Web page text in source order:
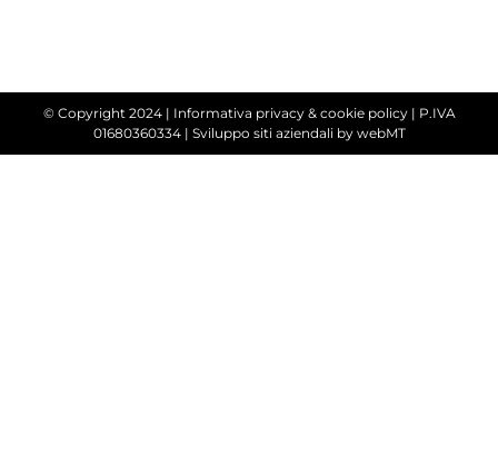
© Copyright 2024 | Informativa privacy & cookie policy| P.IVA
01680360334 | Sviluppo siti aziendaliby webMT